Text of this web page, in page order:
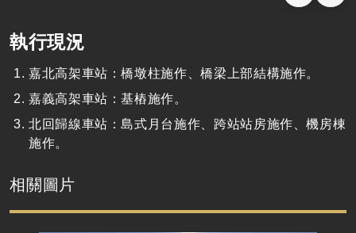
執行現況
嘉北高架車站：橋墩柱施作、橋梁上部結構施作。
嘉義高架車站：基樁施作。
北回歸線車站：島式月台施作、跨站站房施作、機房棟
施作。
相關圖片